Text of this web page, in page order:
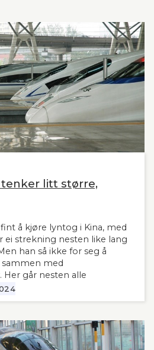
litt større,
å kjøre lyntog i Kina, med
ei strekning nesten like lang
han så ikke for seg å
med
Her går nesten alle
sentrale Østlandet.
og behovene for raske,
innleder lederne og
Vestlandsbanen
Aftenblad 26.11.2024.